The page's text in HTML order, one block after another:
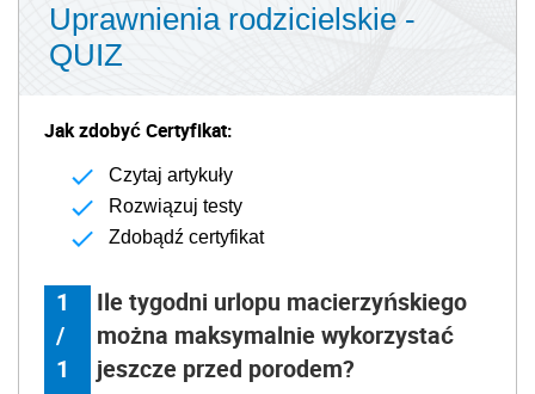
Uprawnienia rodzicielskie -
QUIZ
Jak zdobyć Certyfikat:
Czytaj artykuły
Rozwiązuj testy
Zdobądź certyfikat
1
/
1
Ile tygodni urlopu macierzyńskiego
można maksymalnie wykorzystać
jeszcze przed porodem?